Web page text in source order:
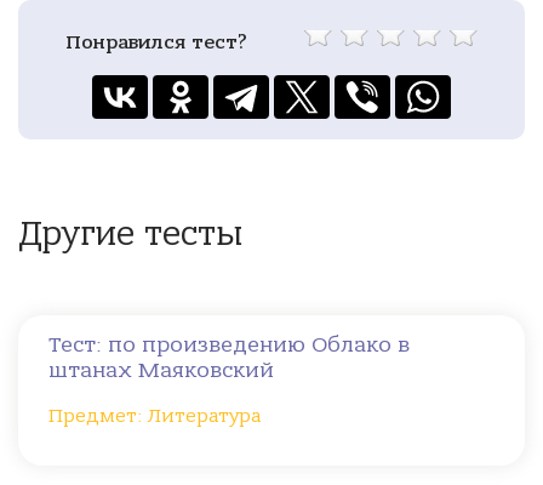
Понравился тест?
Другие тесты
Тест: по произведению Облако в
штанах Маяковский
Предмет: Литература